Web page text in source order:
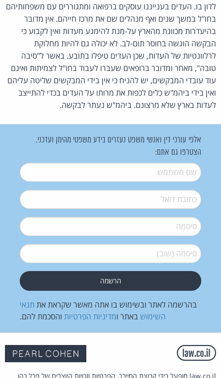
לדון בו. העדים בענייננו עוסקים ברפואה ומתגוררים עם משפחותיהם
בחו"ל במשך שנים ואף מנהלים שם את מרכז חייהם. אין מדובר
בהיעדרות מכוונת מהארץ על-מנת להימנע מעדות ואין לקבוע כי
הבקשה הוגשה בחוסר תום-לב. לא יכולה גם להיות מחלוקת
לרלוונטיות של העדות, שכן העדים טיפלו בתובע. באשר ל"סיבה
טובה", מאחר ומדובר ברופאים שעברו לעבוד בחו"ל לצמיתות ואינם
עוד עובדי המבקשים, יש להניח כי אין בידי המבקשים שליטה עליהם
ואין בידי ביהמ"ש כלים לכפות את מרותו על העדים בכדי להתייצב
לעדות בארץ שלא מרצונם. ביהמ"ש נעתר לבקשה.
אלפי עורכי דין ואנשי משפט נעזרים בידע משפטי מהימן ועדכני.
הצטרפו גם אתם:
שם משתמש*
דואל*
סיסמה*
סיסמה (שוב)*
בהרשמה לאתר ובשימוש בו אתה מאשר שקראת את תנאי
השימוש באתר ומדיניות הפרטיות והסכמת להם.
law.co.il מופעל בידי קבוצת הסייבר, הפרטיות וזכויות היוצרים של פרל כהן